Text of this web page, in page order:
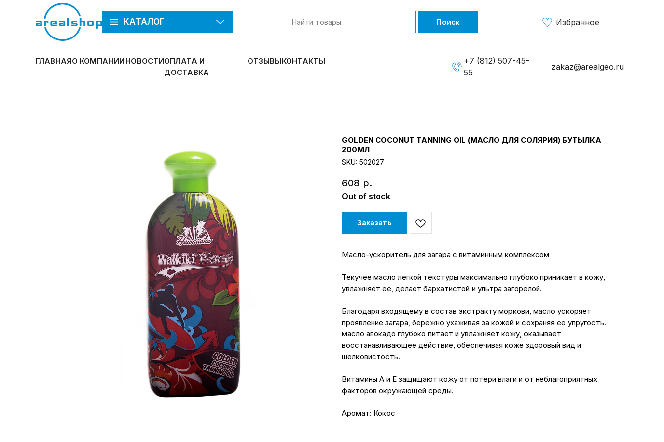
КАТАЛОГ Избранное
Поиск
ГЛАВНАЯО КОМПАНИИ НОВОСТИОПЛАТА И
ДОСТАВКА
ОТЗЫВЫКОНТАКТЫ
+7 (812) 507-45-
55
zakaz@arealgeo.ru
GOLDEN COCONUT TANNING OIL (МАСЛО ДЛЯ СОЛЯРИЯ) БУТЫЛКА
200МЛ
SKU: 502027
608 р.
Out of stock
Заказать
Масло-ускоритель для загара с витаминным комплексом
Текучее масло легкой текстуры максимально глубоко приникает в кожу,
увлажняет ее, делает бархатистой и ультра загорелой.
Благодаря входящему в состав экстракту моркови, масло ускоряет
проявление загара, бережно ухаживая за кожей и сохраняя ее упругость.
масло авокадо глубоко питает и увлажняет кожу, оказывает
восстанавливающее действие, обеспечивая коже здоровый вид и
шелковистость.
Витамины А и Е защищают кожу от потери влаги и от неблагоприятных
факторов окружающей среды.
Аромат: Кокос